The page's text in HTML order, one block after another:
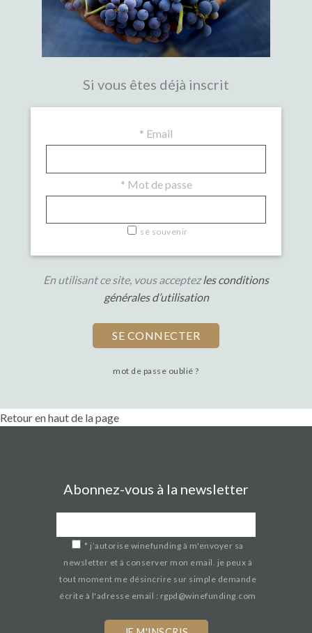
Si vous êtes déjà inscrit
* Email
* Mot de passe
se souvenir
En utilisant ce site, vous acceptezles conditions
générales d’utilisation
mot de passe oublié ?
Retour en haut de la page
Abonnez-vous à la newsletter
* j’autorise winefunding à m'envoyer sa
newsletter et à conserver mon email. je peux à
tout moment me désincrire sur simple demande
écrite à l'adresse email : rgpd@winefunding.com